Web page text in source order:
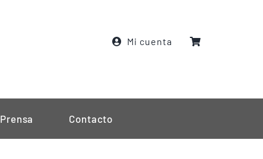
Mi cuenta
Prensa Contacto